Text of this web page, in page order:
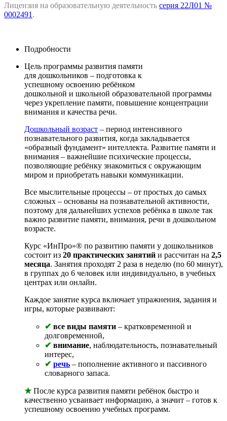
Лицензия на образовательную деятельность серия 22Л01 №
0002491 .
Подробности
Цель программы развития памяти
для дошкольников – подготовка к
успешному освоению ребёнком
дошкольной и школьной образовательной программы
через укрепление памяти, повышение концентрации
внимания и качества речи.
Дошкольный возраст – период интенсивного
познавательного развития, когда закладывается
«образный фундамент» интеллекта. Развитие памяти и
внимания – важнейшие психические процессы,
позволяющие ребёнку знакомиться с окружающим
миром и приобретать навыки коммуникации.
Все мыслительные процессы – от простых до самых
сложных – основаны на познавательной активности,
поэтому для дальнейших успехов ребёнка в школе так
важно развитие памяти, внимания, речи в дошкольном
возрасте.
Курс «ИнПро»® по развитию памяти у дошкольников
состоит из 20 практических занятий и рассчитан на 2,5
месяца. Занятия проходят 2 раза в неделю (по 60 минут),
в группах до 6 человек или индивидуально, в учебных
центрах или онлайн.
Каждое занятие курса включает упражнения, задания и
игры, которые развивают:
✔ все виды памяти – кратковременной и
долговременной,
✔ внимание, наблюдательность, познавательный
интерес,
✔ речь – пополнение активного и пассивного
словарного запаса.
★После курса развития памяти ребёнок быстро и
качественно усваивает информацию, а значит – готов к
успешному освоению учебных программ.